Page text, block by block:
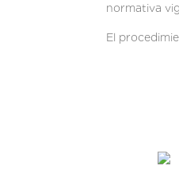
normativa
El